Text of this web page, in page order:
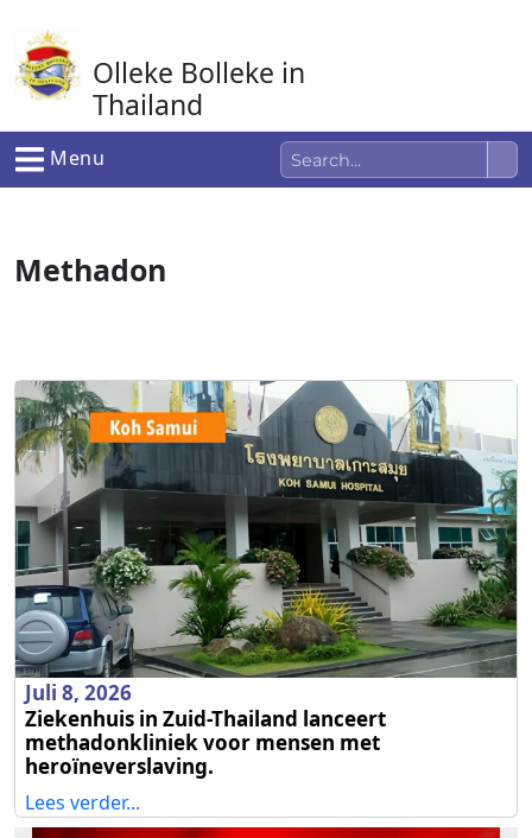
naar
de
inhoud
Olleke Bolleke in
Thailand
In Thailand
Menu
Methadon
Juli 8, 2026
Ziekenhuis in Zuid-Thailand lanceert
methadonkliniek voor mensen met
heroïneverslaving.
Lees verder...